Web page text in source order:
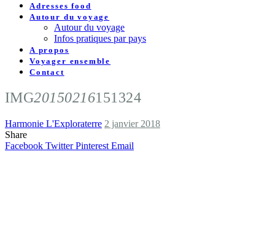
Adresses food
Autour du voyage
Autour du voyage
Infos pratiques par pays
A propos
Voyager ensemble
Contact
IMG20150216151324
Harmonie L'Exploraterre 2 janvier 2018
Share
Facebook Twitter Pinterest Email